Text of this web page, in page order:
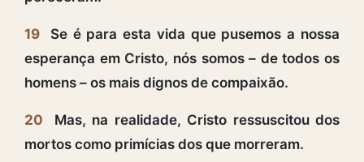
19
Se é para esta vida que pusemos a nossa
esperança em Cristo, nós somos – de todos os
homens – os mais dignos de compaixão.
20
Mas, na realidade, Cristo ressuscitou dos
mortos como primícias dos que morreram.